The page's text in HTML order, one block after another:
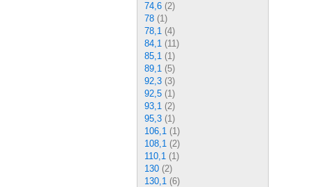
74,6 (2)
78 (1)
78,1 (4)
84,1 (11)
85,1 (1)
89,1 (5)
92,3 (3)
92,5 (1)
93,1 (2)
95,3 (1)
106,1 (1)
108,1 (2)
110,1 (1)
130 (2)
130,1 (6)